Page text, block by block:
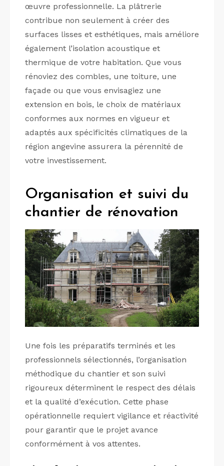
œuvre professionnelle. La plâtrerie
contribue non seulement à créer des
surfaces lisses et esthétiques, mais améliore
également l’isolation acoustique et
thermique de votre habitation. Que vous
rénoviez des combles, une toiture, une
façade ou que vous envisagiez une
extension en bois, le choix de matériaux
conformes aux normes en vigueur et
adaptés aux spécificités climatiques de la
région angevine assurera la pérennité de
votre investissement.
Organisation et suivi du
chantier de rénovation
Une fois les préparatifs terminés et les
professionnels sélectionnés, l’organisation
méthodique du chantier et son suivi
rigoureux déterminent le respect des délais
et la qualité d’exécution. Cette phase
opérationnelle requiert vigilance et réactivité
pour garantir que le projet avance
conformément à vos attentes.